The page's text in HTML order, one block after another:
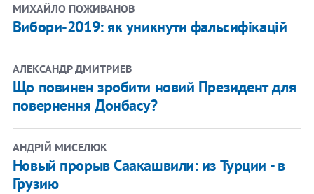
МИХАЙЛО ПОЖИВАНОВ
Вибори-2019: як уникнути фальсифікацій
АЛЕКСАНДР ДМИТРИЕВ
Що повинен зробити новий Президент для
повернення Донбасу?
АНДРІЙ МИСЕЛЮК
Новый прорыв Саакашвили: из Турции - в
Грузию